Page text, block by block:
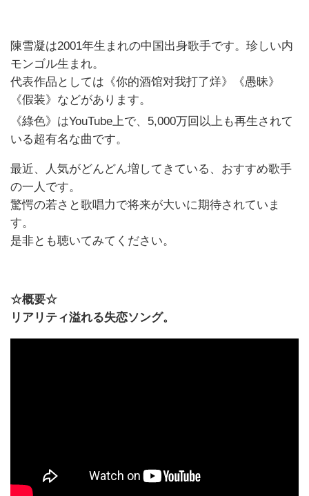
陳雪凝は2001年生まれの中国出身歌手です。珍しい内
モンゴル生まれ。
代表作品としては《你的酒馆对我打了烊》《愚昧》
《假装》などがあります。
《綠色》はYouTube上で、5,000万回以上も再生されて
いる超有名な曲です。
最近、人気がどんどん増してきている、おすすめ歌手
の一人です。
驚愕の若さと歌唱力で将来が大いに期待されていま
す。
是非とも聴いてみてください。
☆概要☆
リアリティ溢れる失恋ソング。